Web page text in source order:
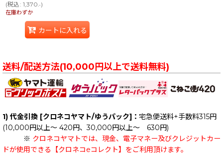
(税込: 1,370.-)
在庫わずか
カートに入れる
送料/配送方法(10,000円以上で送料無料)
1) 代金引換 [クロネコヤマト/ゆうパック]： 宅急便送料+手数料315円
(10,000円以上～ 420円、30,000円以上～ 630円)
※ クロネコヤマトでは、現金、電子マネー及びクレジットカー
ドが使用できる【クロネコeコレクト】をご利用頂けます。